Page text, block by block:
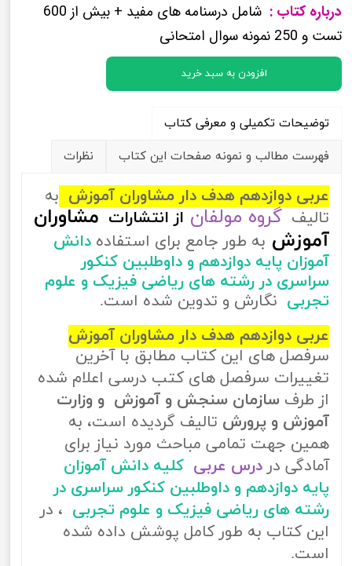
درباره کتاب :
شامل درسنامه های مفید + بیش از 600
تست و 250 نمونه سوال امتحانی
افزودن به سبد خرید
توضیحات تکمیلی و معرفی کتاب
فهرست مطالب و نمونه صفحات این کتاب
نظرات
عربی دوازدهم هدف دار مشاوران آموزش به
تالیف گروه مولفان از انتشارات مشاوران
آموزش به طور جامع برای استفاده دانش
آموزان پایه دوازدهم و داوطلبین کنکور
سراسری در رشته های ریاضی فیزیک و علوم
تجربی نگارش و تدوین شده است.
عربی دوازدهم هدف دار مشاوران آموزش
سرفصل های این کتاب مطابق با آخرین
تغییرات سرفصل های کتب درسی اعلام شده
از طرف سازمان سنجش و آموزش و وزارت
آموزش و پرورش تالیف گردیده است، به
همین جهت تمامی مباحث مورد نیاز برای
آمادگی در درس عربی کلیه دانش آموزان
پایه دوازدهم و داوطلبین کنکور سراسری در
رشته های ریاضی فیزیک و علوم تجربی ، در
این کتاب به طور کامل پوشش داده شده
است.